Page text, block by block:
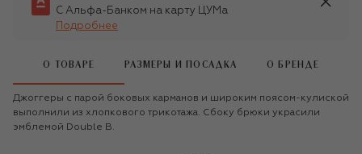
С Альфа-Банком на карту ЦУМа
Подробнее
О ТОВАРЕ РАЗМЕРЫ И ПОСАДКА О БРЕНДЕ
Джоггеры с парой боковых карманов и широким поясом-кулиской
выполнили из хлопкового трикотажа. Сбоку брюки украсили
эмблемой Double B.